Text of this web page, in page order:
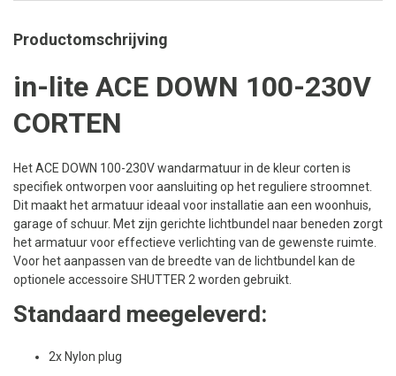
Productomschrijving
in-lite ACE DOWN 100-230V
CORTEN
Het ACE DOWN 100-230V wandarmatuur in de kleur corten is
specifiek ontworpen voor aansluiting op het reguliere stroomnet.
Dit maakt het armatuur ideaal voor installatie aan een woonhuis,
garage of schuur. Met zijn gerichte lichtbundel naar beneden zorgt
het armatuur voor effectieve verlichting van de gewenste ruimte.
Voor het aanpassen van de breedte van de lichtbundel kan de
optionele accessoire SHUTTER 2 worden gebruikt.
Standaard meegeleverd:
2x Nylon plug